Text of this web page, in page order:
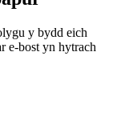
y bydd eich
e-bost yn hytrach